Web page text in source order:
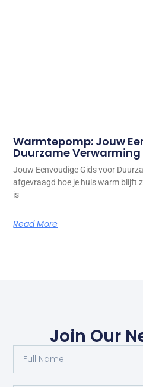
Warmtepomp: Jouw
Duurzame Verwarming
Jouw Eenvoudige Gids voor
afgevraagd hoe je huis warm blijft
is
Read More
Join Our